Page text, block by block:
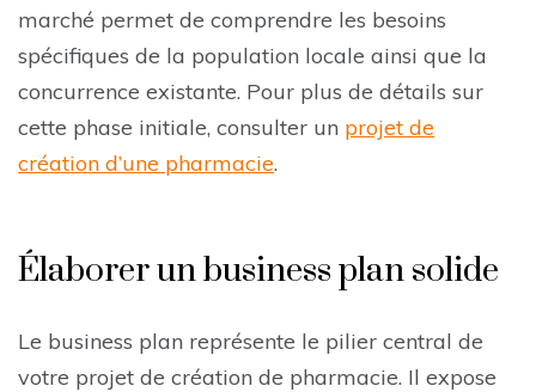
marché permet de comprendre les besoins
spécifiques de la population locale ainsi que la
concurrence existante. Pour plus de détails sur
cette phase initiale, consulter un projet de
création d’une pharmacie.
Élaborer un business plan solide
Le business plan représente le pilier central de
votre projet de création de pharmacie. Il expose